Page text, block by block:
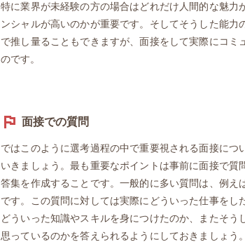
特に業界が未経験の方の場合はどれだけ人間的な魅
ンシャルが高いのかが重要です。そしてそうした能
で推し量ることもできますが、面接をして実際にコ
のです。
面接での質問
ではこのように選考過程の中で重要視される面接に
いきましょう。最も重要なポイントは事前に面接で
答集を作成することです。一般的に多い質問は、例
です。この質問に対しては実際にどういった仕事を
どういった知識やスキルを身につけたのか、またそ
思っているのかを答えられるようにしておきましょ